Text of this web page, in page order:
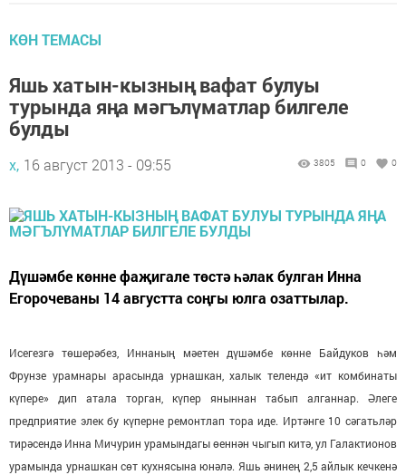
КӨН ТЕМАСЫ
Яшь хатын-кызның вафат булуы
турында яңа мәгълүматлар билгеле
булды
х, 16 август 2013 - 09:55 3805 0 0
Дүшәмбе көнне фаҗигале төстә һәлак булган Инна
Егорочеваны 14 августта соңгы юлга озаттылар.
Исегезгә төше­рәбез, Иннаның мәетен дүшәмбе көнне Байдуков һәм
Фрунзе урамнары арасында урнашкан, халык телендә «ит комбинаты
күпере» дип атала торган, күпер яныннан табып алганнар. Әлеге
предприятие элек бу күперне ремонтлап тора иде. Иртәнге 10 сәгатьләр
ти­рә­сендә Инна Мичурин урамындагы өеннән чыгып китә, ул Галактионов
урамында урнашкан сөт кухнясына юнәлә. Яшь әнинең 2,5 айлык кечкенә